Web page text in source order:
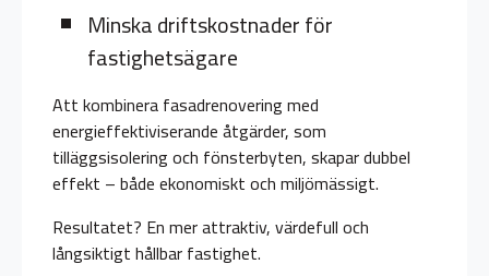
Minska driftskostnader för
fastighetsägare
Att kombinera fasadrenovering med
energieffektiviserande åtgärder, som
tilläggsisolering och fönsterbyten, skapar dubbel
effekt – både ekonomiskt och miljömässigt.
Resultatet? En mer attraktiv, värdefull och
långsiktigt hållbar fastighet.